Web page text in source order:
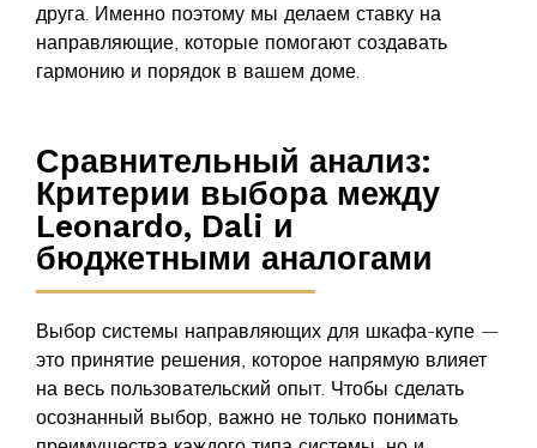
друга. Именно поэтому мы делаем ставку на
направляющие, которые помогают создавать
гармонию и порядок в вашем доме.
Сравнительный анализ:
Критерии выбора между
Leonardo, Dali и
бюджетными аналогами
Выбор системы направляющих для шкафа-купе —
это принятие решения, которое напрямую влияет
на весь пользовательский опыт. Чтобы сделать
осознанный выбор, важно не только понимать